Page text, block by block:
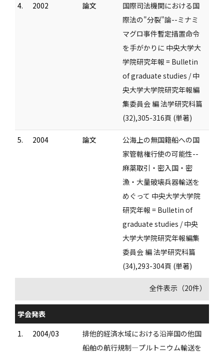
4. 2002 論文
国際司法機関における国
際法の"分裂"論--ミナミ
マグロ事件暫定措置命令
を手がかりに 中央大学大
学院研究年報 = Bulletin
of graduate studies / 中
央大学大学院研究年報編
集委員会 編 法学研究科篇
(32),305-316頁 (単著)
5. 2004 論文
公海上の無国籍船への国
家管轄権行使の可能性--
麻薬取引・密入国・密
漁・大量破壊兵器輸送を
めぐって 中央大学大学院
研究年報 = Bulletin of
graduate studies / 中央
大学大学院研究年報編集
委員会 編 法学研究科篇
(34),293-304頁 (単著)
全件表示（20件）
学会発表
1.
2004/03
排他的経済水域における沿岸国の他国
船舶の航行規制―プルトニウム輸送を